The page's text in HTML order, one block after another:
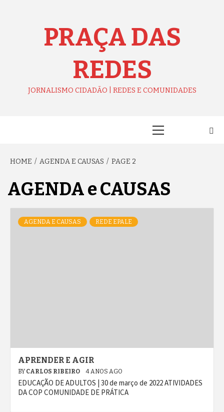
PRAÇA DAS
REDES
JORNALISMO CIDADÃO | REDES E COMUNIDADES
HOME AGENDA E CAUSAS PAGE 2
AGENDA e CAUSAS
AGENDA E CAUSAS REDE EPALE
APRENDER E AGIR
BY CARLOS RIBEIRO 4 ANOS AGO
EDUCAÇÃO DE ADULTOS | 30 de março de 2022 ATIVIDADES
DA COP COMUNIDADE DE PRÁTICA